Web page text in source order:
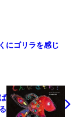
にゴリラを感じ